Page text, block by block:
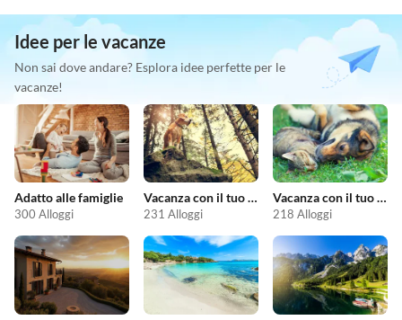
Idee per le vacanze
Non sai dove andare? Esplora idee perfette per le
vacanze!
Adatto alle famiglie
300 Alloggi
Vacanza con il tuo cane
231 Alloggi
Vacanza con il tuo animale domestico
218 Alloggi